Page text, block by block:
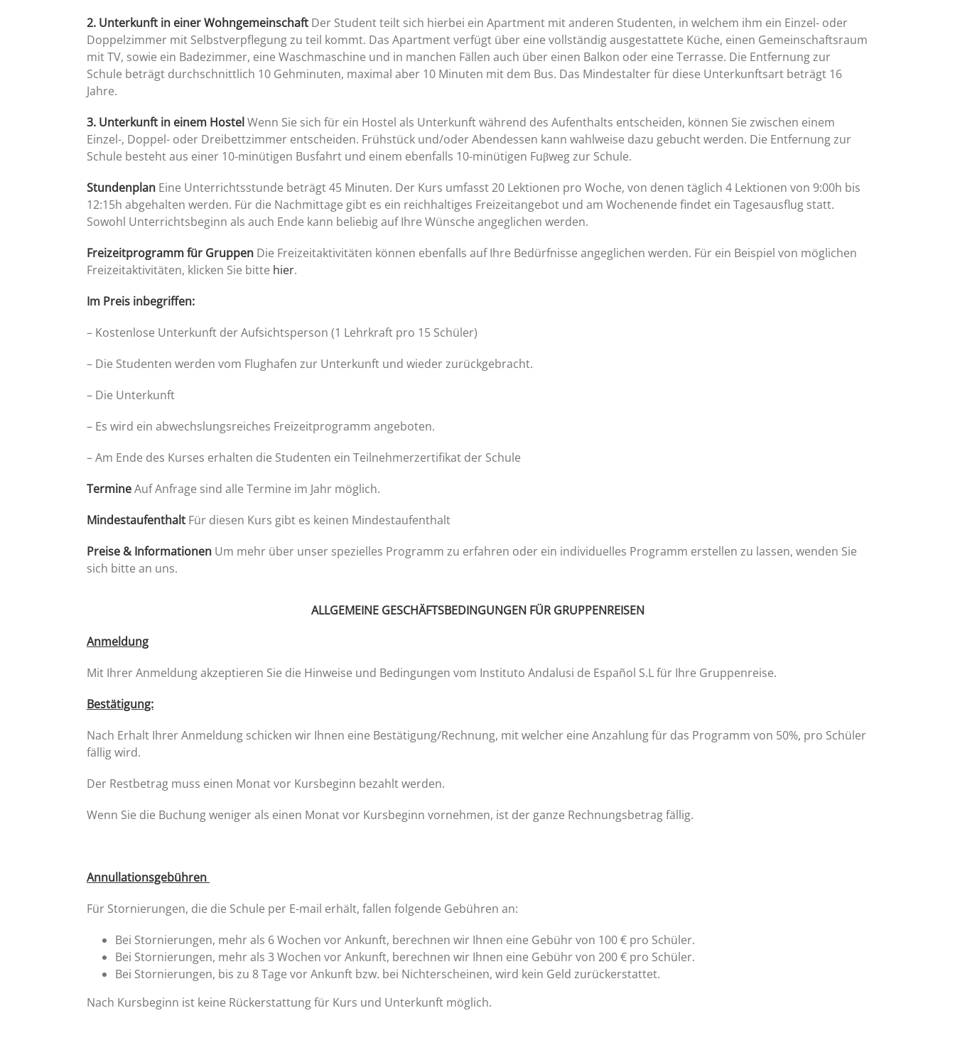
2. Unterkunft in einer Wohngemeinschaft Der Student teilt sich hierbei ein Apartment mit anderen Studenten, in welchem ihm ein Einzel- oder
Doppelzimmer mit Selbstverpflegung zu teil kommt. Das Apartment verfügt über eine vollständig ausgestattete Küche, einen Gemeinschaftsraum
mit TV, sowie ein Badezimmer, eine Waschmaschine und in manchen Fällen auch über einen Balkon oder eine Terrasse. Die Entfernung zur
Schule beträgt durchschnittlich 10 Gehminuten, maximal aber 10 Minuten mit dem Bus. Das Mindestalter für diese Unterkunftsart beträgt 16
Jahre.
3. Unterkunft in einem HostelWenn Sie sich für ein Hostel als Unterkunft während des Aufenthalts entscheiden, können Sie zwischen einem
Einzel-, Doppel- oder Dreibettzimmer entscheiden. Frühstück und/oder Abendessen kann wahlweise dazu gebucht werden. Die Entfernung zur
Schule besteht aus einer 10-minütigen Busfahrt und einem ebenfalls 10-minütigen Fuβweg zur Schule.
Stundenplan Eine Unterrichtsstunde beträgt 45 Minuten. Der Kurs umfasst 20 Lektionen pro Woche, von denen täglich 4 Lektionen von 9:00h bis
12:15h abgehalten werden. Für die Nachmittage gibt es ein reichhaltiges Freizeitangebot und am Wochenende findet ein Tagesausflug statt.
Sowohl Unterrichtsbeginn als auch Ende kann beliebig auf Ihre Wünsche angeglichen werden.
Freizeitprogramm für Gruppen Die Freizeitaktivitäten können ebenfalls auf Ihre Bedürfnisse angeglichen werden. Für ein Beispiel von möglichen
Freizeitaktivitäten, klicken Sie bitte hier.
Im Preis inbegriffen:
– Kostenlose Unterkunft der Aufsichtsperson (1 Lehrkraft pro 15 Schüler)
– Die Studenten werden vom Flughafen zur Unterkunft und wieder zurückgebracht.
– Die Unterkunft
– Es wird ein abwechslungsreiches Freizeitprogramm angeboten.
– Am Ende des Kurses erhalten die Studenten ein Teilnehmerzertifikat der Schule
TermineAuf Anfrage sind alle Termine im Jahr möglich.
Mindestaufenthalt Für diesen Kurs gibt es keinen Mindestaufenthalt
Preise & Informationen Um mehr über unser spezielles Programm zu erfahren oder ein individuelles Programm erstellen zu lassen, wenden Sie
sich bitte an uns.
ALLGEMEINE GESCHÄFTSBEDINGUNGEN FÜR GRUPPENREISEN
Anmeldung
Mit Ihrer Anmeldung akzeptieren Sie die Hinweise und Bedingungen vom Instituto Andalusi de Español S.L für Ihre Gruppenreise.
Bestätigung:
Nach Erhalt Ihrer Anmeldung schicken wir Ihnen eine Bestätigung/Rechnung, mit welcher eine Anzahlung für das Programm von 50%, pro Schüler
fällig wird.
Der Restbetrag muss einen Monat vor Kursbeginn bezahlt werden.
Wenn Sie die Buchung weniger als einen Monat vor Kursbeginn vornehmen, ist der ganze Rechnungsbetrag fällig.
Annullationsgebühren
Für Stornierungen, die die Schule per E-mail erhält, fallen folgende Gebühren an:
Bei Stornierungen, mehr als 6 Wochen vor Ankunft, berechnen wir Ihnen eine Gebühr von 100 € pro Schüler.
Bei Stornierungen, mehr als 3 Wochen vor Ankunft, berechnen wir Ihnen eine Gebühr von 200 € pro Schüler.
Bei Stornierungen, bis zu 8 Tage vor Ankunft bzw. bei Nichterscheinen, wird kein Geld zurückerstattet.
Nach Kursbeginn ist keine Rückerstattung für Kurs und Unterkunft möglich.